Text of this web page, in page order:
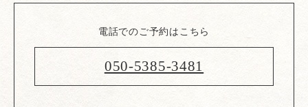
電話でのご予約はこちら
050-5385-3481